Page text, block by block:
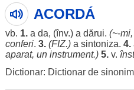
ACORDÁ
vb. 1.a da, (înv.) a dărui. (~-
conferi. 3. (FIZ.)a sintoniza. 4.
aparat, un instrument.) 5.v.
Dictionar: Dictionar de